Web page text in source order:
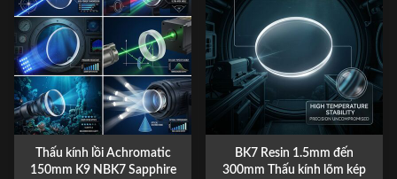
Thấu kính lồi Achromatic
150mm K9 NBK7 Sapphire
BK7 Resin 1.5mm đến
300mm Thấu kính lõm kép